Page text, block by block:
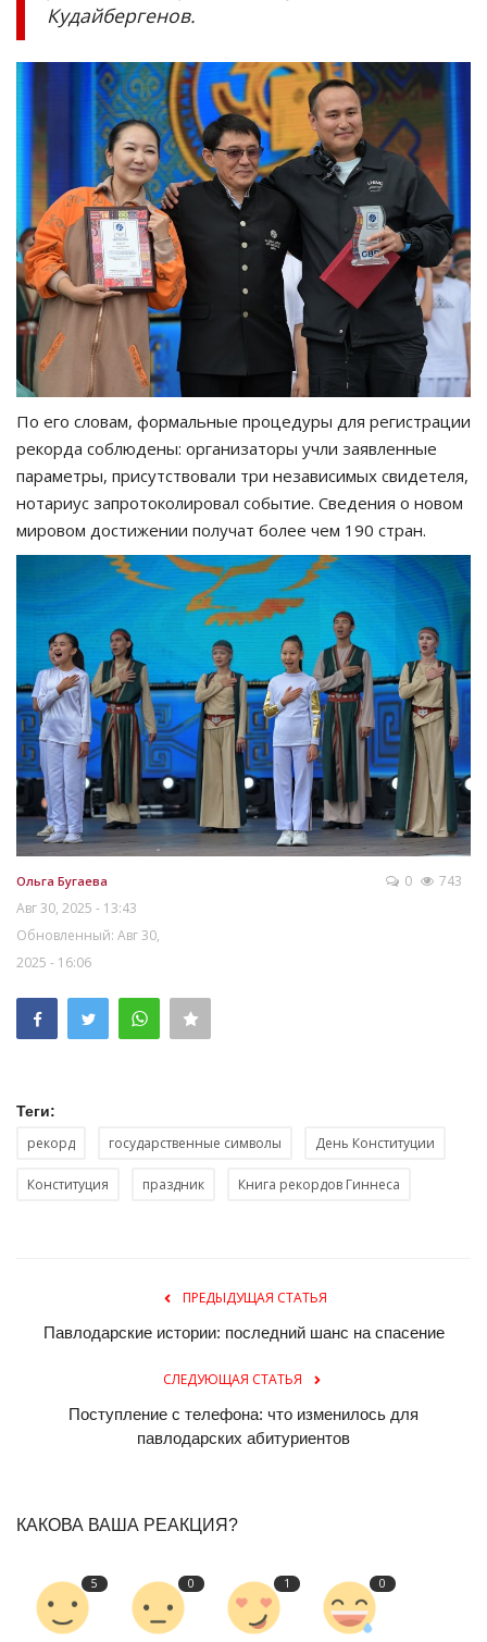
Кудайбергенов.
По его словам, формальные процедуры для регистрации
рекорда соблюдены: организаторы учли заявленные
параметры, присутствовали три независимых свидетеля,
нотариус запротоколировал событие. Сведения о новом
мировом достижении получат более чем 190 стран.
Ольга Бугаева
Авг 30, 2025 - 13:43
Обновленный: Авг 30,
2025 - 16:06
0 743
Теги:
рекорд государственные символы День Конституции
Конституция праздник Книга рекордов Гиннеса
ПРЕДЫДУЩАЯ СТАТЬЯ
Павлодарские истории: последний шанс на спасение
СЛЕДУЮЩАЯ СТАТЬЯ
Поступление с телефона: что изменилось для
павлодарских абитуриентов
КАКОВА ВАША РЕАКЦИЯ?
5 0 1 0